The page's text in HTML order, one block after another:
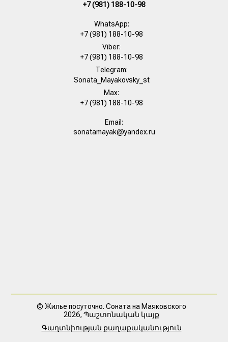
+7 (981) 188-10-98
WhatsApp:
+7 (981) 188-10-98
Viber:
+7 (981) 188-10-98
Telegram:
Sonata_Mayakovsky_st
Max:
+7 (981) 188-10-98
Email:
sonatamayak@yandex.ru
© Жилье посуточно. Соната на Маяковского
2026, Պաշտոնական կայք
Գաղտնիության քաղաքականություն